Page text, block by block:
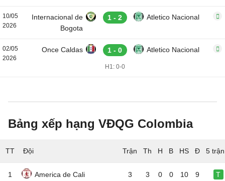
10/05
2026
Internacional de
Bogota
1 - 2 Atletico Nacional
02/05
2026
Once Caldas 1 - 0 Atletico Nacional
H1: 0-0
Bảng xếp hạng VĐQG Colombia
TT Đội 5
1 America de Cali 3 3 0 0 10 9 T